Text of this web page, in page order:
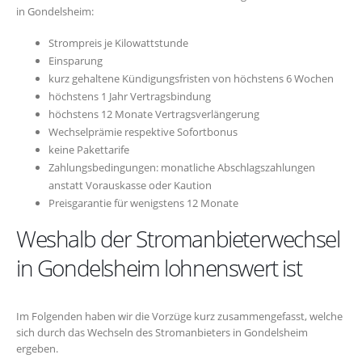
in Gondelsheim:
Strompreis je Kilowattstunde
Einsparung
kurz gehaltene Kündigungsfristen von höchstens 6 Wochen
höchstens 1 Jahr Vertragsbindung
höchstens 12 Monate Vertragsverlängerung
Wechselprämie respektive Sofortbonus
keine Pakettarife
Zahlungsbedingungen: monatliche Abschlagszahlungen
anstatt Vorauskasse oder Kaution
Preisgarantie für wenigstens 12 Monate
Weshalb der Stromanbieterwechsel
in Gondelsheim lohnenswert ist
Im Folgenden haben wir die Vorzüge kurz zusammengefasst, welche
sich durch das Wechseln des Stromanbieters in Gondelsheim
ergeben.